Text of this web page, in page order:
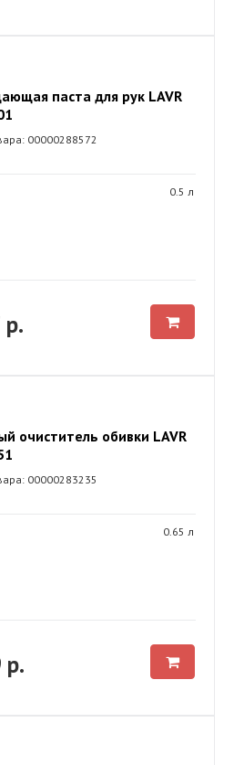
паста для рук LAVR
00000288572
0.5 л
р.
очиститель обивки LAVR
00000283235
0.65 л
р.